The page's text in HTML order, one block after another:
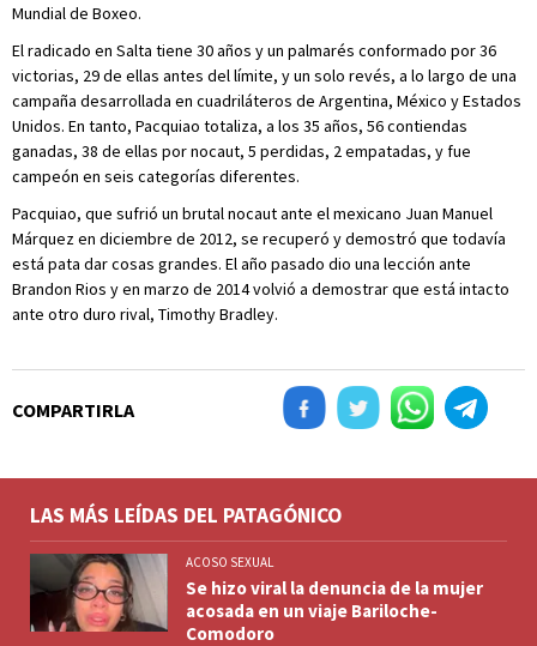
Mundial de Boxeo.
El radicado en Salta tiene 30 años y un palmarés conformado por 36
victorias, 29 de ellas antes del límite, y un solo revés, a lo largo de una
campaña desarrollada en cuadriláteros de Argentina, México y Estados
Unidos. En tanto, Pacquiao totaliza, a los 35 años, 56 contiendas
ganadas, 38 de ellas por nocaut, 5 perdidas, 2 empatadas, y fue
campeón en seis categorías diferentes.
Pacquiao, que sufrió un brutal nocaut ante el mexicano Juan Manuel
Márquez en diciembre de 2012, se recuperó y demostró que todavía
está pata dar cosas grandes. El año pasado dio una lección ante
Brandon Rios y en marzo de 2014 volvió a demostrar que está intacto
ante otro duro rival, Timothy Bradley.
COMPARTIRLA
LAS MÁS LEÍDAS DEL PATAGÓNICO
ACOSO SEXUAL
Se hizo viral la denuncia de la mujer
acosada en un viaje Bariloche-
Comodoro